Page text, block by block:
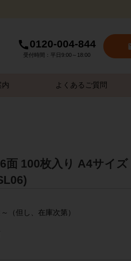
0120-004-844
受付時間：平日9:00～18:00
内 よくあるご質問
面 100枚入り A4サイ
（但し、在庫次第）